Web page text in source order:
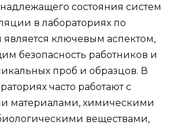
состояния систем
в лабораториях по
является ключевым аспектом,
безопасность работников и
проб и образцов. В
часто работают с
материалами, химическими
веществами,